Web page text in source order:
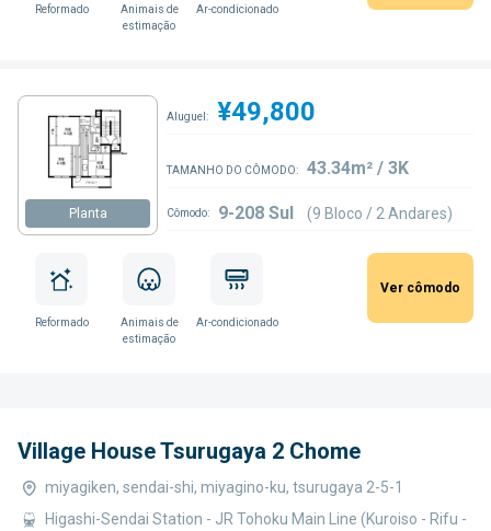
Reformado
Animais de
estimação
Ar-condicionado
Planta
Aluguel: ¥49,800
TAMANHO DO CÔMODO: 43.34m² / 3K
Cômodo: 9-208 Sul (9 Bloco / 2 Andares)
Reformado
Animais de
estimação
Ar-condicionado
Ver cômodo
Village House Tsurugaya 2 Chome
miyagiken, sendai-shi, miyagino-ku, tsurugaya 2-5-1
Higashi-Sendai Station - JR Tohoku Main Line (Kuroiso - Rifu -